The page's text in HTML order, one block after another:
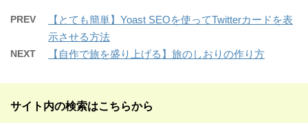
PREV
【とても簡単】Yoast SEOを使ってTwitterカードを表
示させる方法
NEXT 【自作で旅を盛り上げる】旅のしおりの作り方
サイト内の検索はこちらから